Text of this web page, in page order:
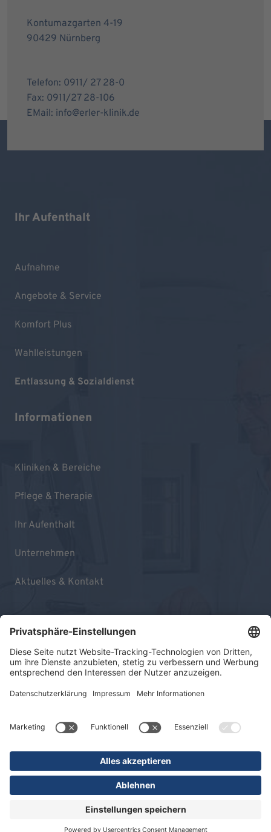
Kontumazgarten 4-19
90429 Nürnberg
Telefon: 0911/ 27 28-0
Fax: 0911/27 28-106
EMail: info@erler-klinik.de
Ihr Aufenthalt
Aufnahme
Angebote & Service
Komfort Plus
Wahlleistungen
Entlassung & Sozialdienst
Informationen
Kliniken & Bereiche
Pflege & Therapie
Ihr Aufenthalt
Unternehmen
Aktuelles & Kontakt
Impressum
© 2026 KLINIKEN DR. ERLER